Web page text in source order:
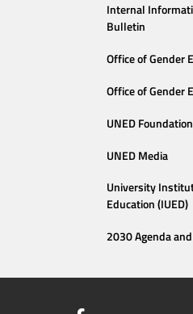
Internal
Bulletin
Office of Gender
Office of Gender
UNED Foundation
UNED Media
University
Education (IUED)
2030 Agenda and